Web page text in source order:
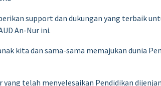
support dan dukungan yang terbaik
An-Nur ini.
kita dan sama-sama memajukan dunia
telah menyelesaikan Pendidikan